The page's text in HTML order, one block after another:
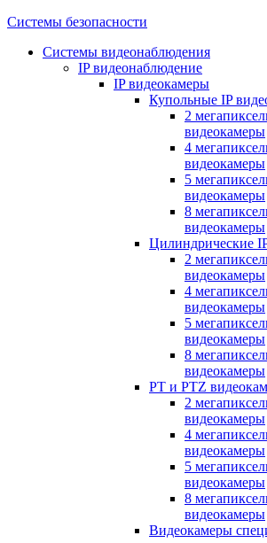
Системы безопасности
Системы видеонаблюдения
IP видеонаблюдение
IP видеокамеры
Купольные IP
2
видеокамеры
4
видеокамеры
5
видеокамеры
8
видеокамеры
Цилиндрические
2
видеокамеры
4
видеокамеры
5
видеокамеры
8
видеокамеры
PT и PTZ
2
видеокамеры
4
видеокамеры
5
видеокамеры
8
видеокамеры
Видеокамеры